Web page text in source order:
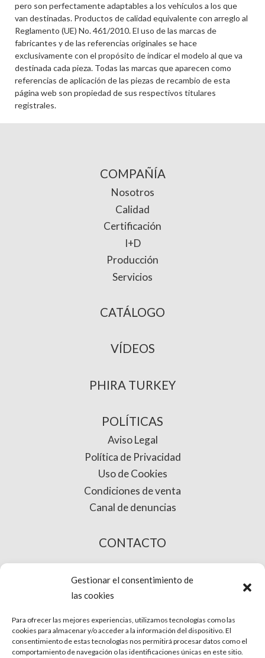
Gestionar el consentimiento de
las cookies
Para ofrecer las mejores experiencias, utilizamos tecnologías como las
cookies para almacenar y/o acceder a la información del dispositivo. El
consentimiento de estas tecnologías nos permitirá procesar datos como el
comportamiento de navegación o las identificaciones únicas en este sitio.
pero son perfectamente adaptables a los vehículos a los que
van destinadas. Productos de calidad equivalente con arreglo al
Reglamento (UE) No. 461/2010. El uso de las marcas de
fabricantes y de las referencias originales se hace
exclusivamente con el propósito de indicar el modelo al que va
destinada cada pieza. Todas las marcas que aparecen como
referencias de aplicación de las piezas de recambio de esta
página web son propiedad de sus respectivos titulares
registrales.
COMPAÑÍA
Nosotros
Calidad
Certificación
I+D
Producción
Servicios
CATÁLOGO
VÍDEOS
PHIRA TURKEY
POLÍTICAS
Aviso Legal
Política de Privacidad
Uso de Cookies
Condiciones de venta
Canal de denuncias
CONTACTO
COMPRA ONLINE